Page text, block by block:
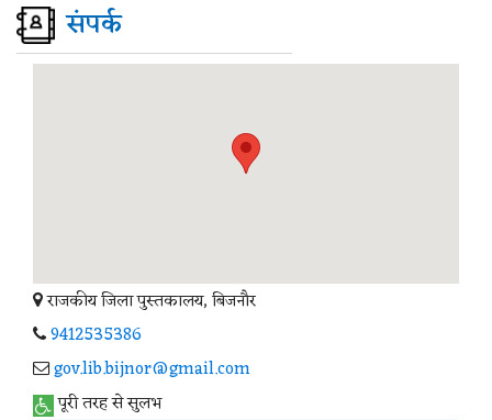
संपर्क
राजकीय जिला पुस्तकालय, बिजनौर
9412535386
gov.lib.bijnor@gmail.com
पूरी तरह से सुलभ